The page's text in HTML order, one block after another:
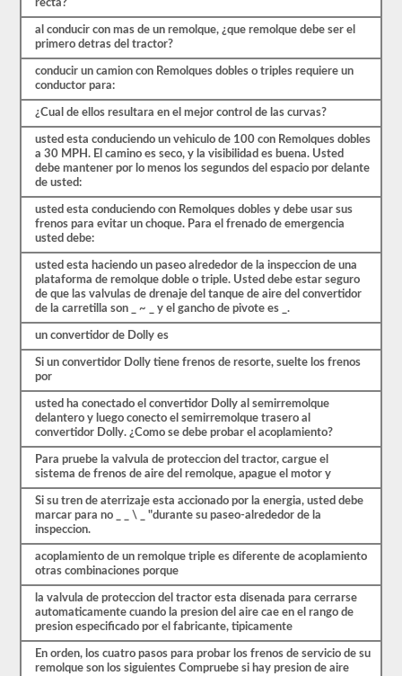
CDL.
El
examen
sí
tendrá
preguntas
opción
múltiple,
debe
menos
(16
20)
para
aprobar
examen
dobles
y
triples.
Nuestras
pruebas
práctica
de
CDL
basan
en
examen
real,
pregunta
por
página,
respuestas
recta?
al conducir con mas de un remolque, ¿que remolque debe ser el
primero detras del tractor?
conducir un camion con Remolques dobles o triples requiere un
conductor para:
¿Cual de ellos resultara en el mejor control de las curvas?
usted esta conduciendo un vehiculo de 100 con Remolques dobles
a 30 MPH. El camino es seco, y la visibilidad es buena. Usted
debe mantener por lo menos los segundos del espacio por delante
de usted:
usted esta conduciendo con Remolques dobles y debe usar sus
frenos para evitar un choque. Para el frenado de emergencia
usted debe:
usted esta haciendo un paseo alrededor de la inspeccion de una
plataforma de remolque doble o triple. Usted debe estar seguro
de que las valvulas de drenaje del tanque de aire del convertidor
de la carretilla son _ ~ _ y el gancho de pivote es _.
un convertidor de Dolly es
Si un convertidor Dolly tiene frenos de resorte, suelte los frenos
por
usted ha conectado el convertidor Dolly al semirremolque
delantero y luego conecto el semirremolque trasero al
convertidor Dolly. ¿Como se debe probar el acoplamiento?
Para pruebe la valvula de proteccion del tractor, cargue el
sistema de frenos de aire del remolque, apague el motor y
Si su tren de aterrizaje esta accionado por la energia, usted debe
marcar para no _ _ \ _ "durante su paseo-alrededor de la
inspeccion.
acoplamiento de un remolque triple es diferente de acoplamiento
otras combinaciones porque
la valvula de proteccion del tractor esta disenada para cerrarse
automaticamente cuando la presion del aire cae en el rango de
presion especificado por el fabricante, tipicamente
En orden, los cuatro pasos para probar los frenos de servicio de su
remolque son los siguientes Compruebe si hay presion de aire